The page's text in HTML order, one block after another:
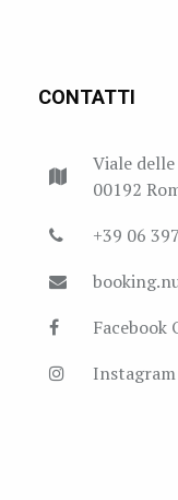
CONTATTI
Viale
00192
+39 06
Facebook